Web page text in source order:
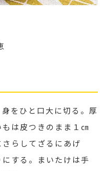
をひと口大に切る。厚
は皮つきのまま１㎝
らしてざるにあげ
する。まいたけは手